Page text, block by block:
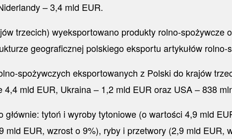
– 3,4 mld EUR.
trzecich) wyeksportowano produkty rolno-
geograficznej polskiego eksportu artykułów rolno-
spożywczych eksportowanych z Polski do krajów
mld EUR, Ukraina – 1,2 mld EUR oraz USA – 838
głównie: tytoń i wyroby tytoniowe (o wartości 4,9 mld
mld EUR, wzrost o 9%), ryby i przetwory (2,9 mld